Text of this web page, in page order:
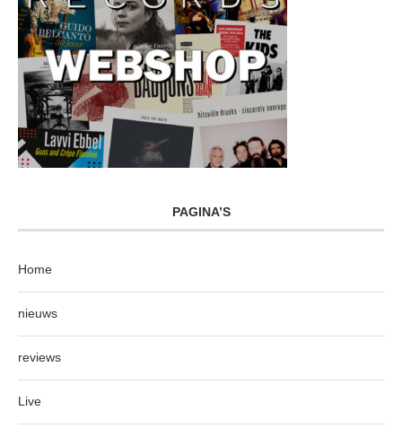
PAGINA’S
Home
nieuws
reviews
Live